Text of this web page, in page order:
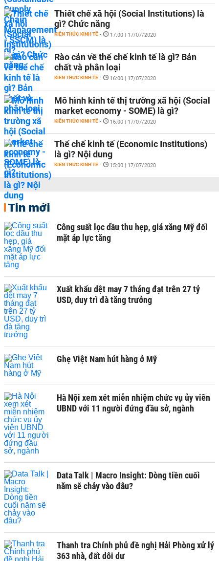
Thiết chế xã hội (Social Institutions) là
gì? Chức năng
KIẾN THỨC KINH TẾ - 17:00 | 17/07/2020
Rào cản về thể chế kinh tế là gì? Bản
chất và phân loại
KIẾN THỨC KINH TẾ - 16:00 | 17/07/2020
Mô hình kinh tế thị trường xã hội (Social
market economy - SOME) là gì?
KIẾN THỨC KINH TẾ - 16:00 | 17/07/2020
Thể chế kinh tế (Economic Institutions)
là gì? Nội dung
KIẾN THỨC KINH TẾ - 15:00 | 17/07/2020
Tin mới
Công suất lọc dầu thu hẹp, giá xăng Mỹ đối
mặt áp lực tăng
Xuất khẩu dệt may 7 tháng đạt trên 27 tỷ
USD, duy trì đà tăng trưởng
Ghẹ Việt Nam hút hàng ở Mỹ
Hà Nội xem xét miễn nhiệm chức vụ ủy viên
UBND với 11 người đứng đầu sở, ngành
Data Talk | Macro Insight: Dòng tiền cuối
năm sẽ chảy vào đâu?
Thanh tra Chính phủ đề nghị Hải Phòng xử lý
363 nhà, đất dôi dư